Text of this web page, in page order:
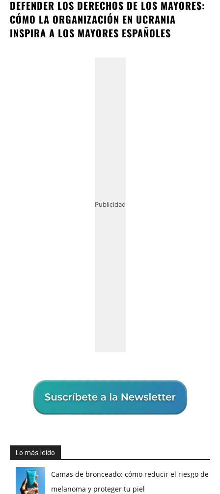
DEFENDER LOS DERECHOS DE LOS MAYORES:
CÓMO LA ORGANIZACIÓN EN UCRANIA
INSPIRA A LOS MAYORES ESPAÑOLES
Publicidad
Lo más leído
Camas de bronceado: cómo reducir el riesgo de
melanoma y proteger tu piel